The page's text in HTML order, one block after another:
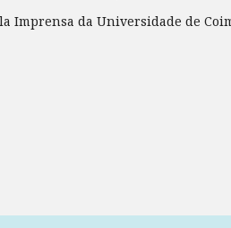
Imprensa da Universidade de